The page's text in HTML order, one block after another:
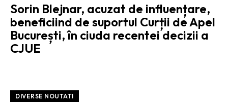
Sorin Blejnar, acuzat de influențare,
beneficiind de suportul Curții de Apel
București, în ciuda recentei decizii a
CJUE
DIVERSE NOUTATI